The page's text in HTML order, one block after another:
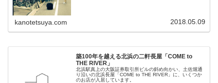
kanotetsuya.com 2018.05.09
築100年を越える北浜の二軒長屋「COME to
THE RIVER」
北浜駅真上の大阪証券取引所ビルの斜め向かい、土佐堀通
り沿いの北浜長屋「COME to THE RIVER」に、いくつか
のお店が入居しています。